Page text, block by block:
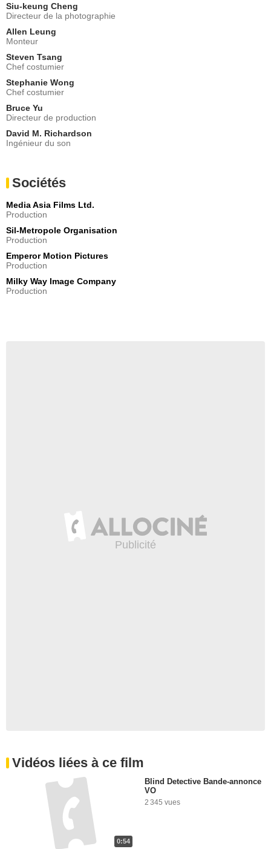
Siu-keung Cheng
Directeur de la photographie
Allen Leung
Monteur
Steven Tsang
Chef costumier
Stephanie Wong
Chef costumier
Bruce Yu
Directeur de production
David M. Richardson
Ingénieur du son
Sociétés
Media Asia Films Ltd.
Production
Sil-Metropole Organisation
Production
Emperor Motion Pictures
Production
Milky Way Image Company
Production
Vidéos liées à ce film
0:54
Blind Detective Bande-annonce
VO
2 345 vues